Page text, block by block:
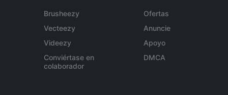
Brusheezy
Vecteezy
Videezy
Conviértase en
colaborador
Ofertas
Anuncie
Apoyo
DMCA